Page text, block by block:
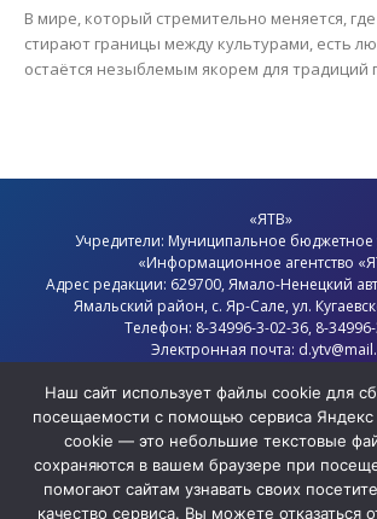
В мире, который стремительно меняется,
стирают границы между культурами, есть
остаётся незыблемым якорем для традиций
«ЯТВ»
Учредители: Муниципальное
«Информационное агентство
Адрес редакции: 629700, Ямало-Ненецкий
Ямальский район, с. Яр-Сале, ул.
Телефон: 8-34996-3-02-36, 8-
Электронная почта:
Политика
Наш сайт использует файлы cookie для
посещаемости с помощью сервиса
cookie — это небольшие текстовые
сохраняются в вашем браузере при
помогают сайтам узнавать своих
качество сервиса. Вы можете отказаться